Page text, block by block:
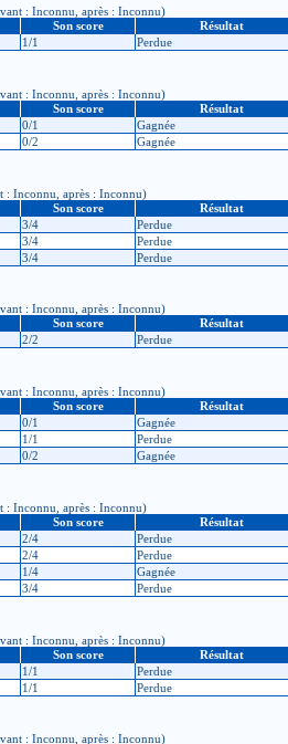
: Inconnu, après : Inconnu)
Son score Résultat
1/1 Perdue
: Inconnu, après : Inconnu)
Son score Résultat
0/1 Gagnée
0/2 Gagnée
: Inconnu, après : Inconnu)
Son score Résultat
3/4 Perdue
3/4 Perdue
3/4 Perdue
: Inconnu, après : Inconnu)
Son score Résultat
2/2 Perdue
: Inconnu, après : Inconnu)
Son score Résultat
0/1 Gagnée
1/1 Perdue
0/2 Gagnée
: Inconnu, après : Inconnu)
Son score Résultat
2/4 Perdue
2/4 Perdue
1/4 Gagnée
3/4 Perdue
: Inconnu, après : Inconnu)
Son score Résultat
1/1 Perdue
1/1 Perdue
: Inconnu, après : Inconnu)